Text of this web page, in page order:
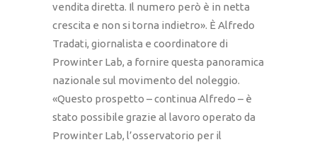
vendita diretta. Il numero però è in netta
crescita e non si torna indietro». È Alfredo
Tradati, giornalista e coordinatore di
Prowinter Lab, a fornire questa panoramica
nazionale sul movimento del noleggio.
«Questo prospetto – continua Alfredo – è
stato possibile grazie al lavoro operato da
Prowinter Lab, l’osservatorio per il